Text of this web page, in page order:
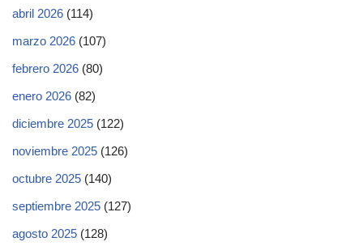
abril 2026 (114)
marzo 2026 (107)
febrero 2026 (80)
enero 2026 (82)
diciembre 2025 (122)
noviembre 2025 (126)
octubre 2025 (140)
septiembre 2025 (127)
agosto 2025 (128)